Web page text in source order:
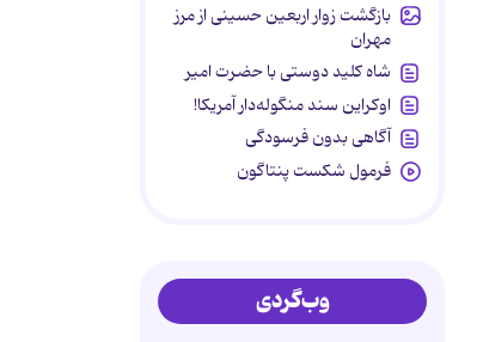
بازگشت زوار اربعین حسینی از مرز
مهران
شاه کلید دوستی با حضرت امیر
اوکراین سند منگوله‌دار آمریکا!
آگاهی بدون فرسودگی
فرمول شکست پنتاگون
وب‌گردی